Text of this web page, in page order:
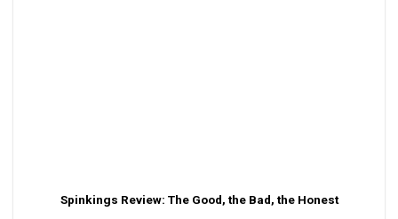
Spinkings Review: The Good, the Bad, the Honest